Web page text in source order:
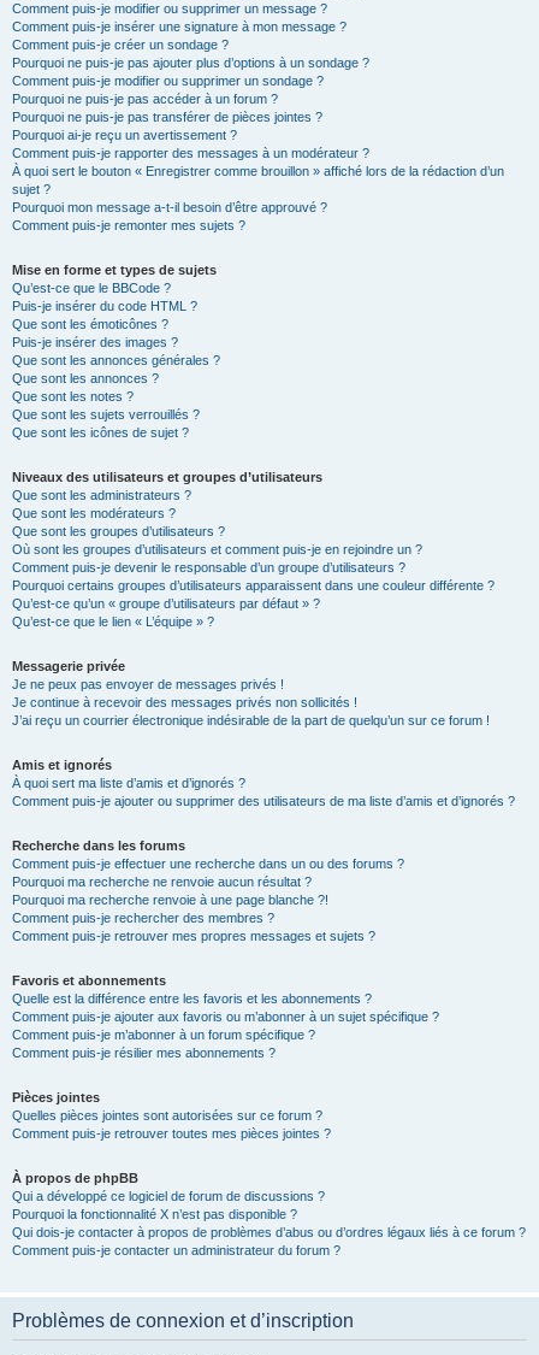
Comment puis-je modifier ou supprimer un message ?
Comment puis-je insérer une signature à mon message ?
Comment puis-je créer un sondage ?
Pourquoi ne puis-je pas ajouter plus d’options à un sondage ?
Comment puis-je modifier ou supprimer un sondage ?
Pourquoi ne puis-je pas accéder à un forum ?
Pourquoi ne puis-je pas transférer de pièces jointes ?
Pourquoi ai-je reçu un avertissement ?
Comment puis-je rapporter des messages à un modérateur ?
À quoi sert le bouton « Enregistrer comme brouillon » affiché lors de la rédaction d’un
sujet ?
Pourquoi mon message a-t-il besoin d’être approuvé ?
Comment puis-je remonter mes sujets ?
Mise en forme et types de sujets
Qu’est-ce que le BBCode ?
Puis-je insérer du code HTML ?
Que sont les émoticônes ?
Puis-je insérer des images ?
Que sont les annonces générales ?
Que sont les annonces ?
Que sont les notes ?
Que sont les sujets verrouillés ?
Que sont les icônes de sujet ?
Niveaux des utilisateurs et groupes d’utilisateurs
Que sont les administrateurs ?
Que sont les modérateurs ?
Que sont les groupes d’utilisateurs ?
Où sont les groupes d’utilisateurs et comment puis-je en rejoindre un ?
Comment puis-je devenir le responsable d’un groupe d’utilisateurs ?
Pourquoi certains groupes d’utilisateurs apparaissent dans une couleur différente ?
Qu’est-ce qu’un « groupe d’utilisateurs par défaut » ?
Qu’est-ce que le lien « L’équipe » ?
Messagerie privée
Je ne peux pas envoyer de messages privés !
Je continue à recevoir des messages privés non sollicités !
J’ai reçu un courrier électronique indésirable de la part de quelqu’un sur ce forum !
Amis et ignorés
À quoi sert ma liste d’amis et d’ignorés ?
Comment puis-je ajouter ou supprimer des utilisateurs de ma liste d’amis et d’ignorés ?
Recherche dans les forums
Comment puis-je effectuer une recherche dans un ou des forums ?
Pourquoi ma recherche ne renvoie aucun résultat ?
Pourquoi ma recherche renvoie à une page blanche ?!
Comment puis-je rechercher des membres ?
Comment puis-je retrouver mes propres messages et sujets ?
Favoris et abonnements
Quelle est la différence entre les favoris et les abonnements ?
Comment puis-je ajouter aux favoris ou m’abonner à un sujet spécifique ?
Comment puis-je m’abonner à un forum spécifique ?
Comment puis-je résilier mes abonnements ?
Pièces jointes
Quelles pièces jointes sont autorisées sur ce forum ?
Comment puis-je retrouver toutes mes pièces jointes ?
À propos de phpBB
Qui a développé ce logiciel de forum de discussions ?
Pourquoi la fonctionnalité X n’est pas disponible ?
Qui dois-je contacter à propos de problèmes d’abus ou d’ordres légaux liés à ce forum ?
Comment puis-je contacter un administrateur du forum ?
Problèmes de connexion et d’inscription